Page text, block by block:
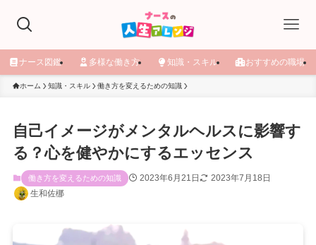
ナース図鑑 多様な働き方 知識・スキル おすすめの職場
ホーム 知識・スキル 働き方を変えるための知識
自己イメージがメンタルヘルスに影響す
る？心を健やかにするエッセンス
働き方を変えるための知識 2023年6月21日
2023年7月18日
生和佐梛